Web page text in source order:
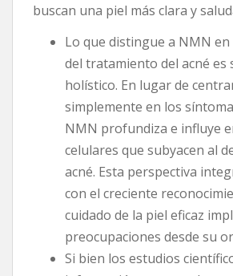
buscan una piel más clara y
Lo que distingue a NMN
del tratamiento del acné es
holístico. En lugar de
simplemente en los
NMN profundiza e influye
celulares que subyacen al
acné. Esta perspectiva
con el creciente
cuidado de la piel eficaz
preocupaciones desde su
Si bien los estudios